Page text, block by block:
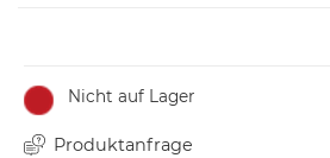
Nicht auf Lager
Produktanfrage